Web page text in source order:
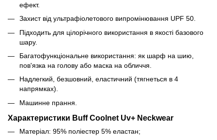
ефект.
Захист від ультрафіолетового випромінювання UPF 50.
Підходить для цілорічного використання в якості базового
шару.
Багатофункціональне використання: як шарф на шию,
пов'язка на голову або маска на обличчя.
Надлегкий, безшовний, еластичний (тягнеться в 4
напрямках).
Машинне прання.
Характеристики Buff Coolnet Uv+ Neckwear
Матеріал: 95% поліестер 5% еластан;